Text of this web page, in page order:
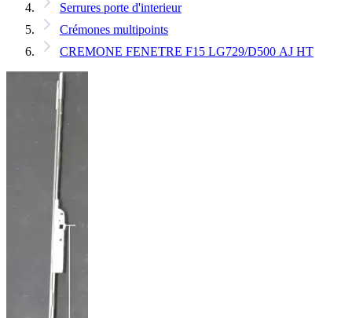
Serrures porte d'interieur
Crémones multipoints
CREMONE FENETRE F15 LG729/D500 AJ HT